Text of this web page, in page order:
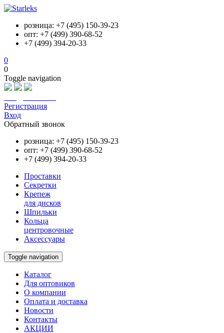
розница: +7 (495) 150-39-23
опт: +7 (499) 390-68-52
+7 (499) 394-20-33
0
0
Toggle navigation
Регистрация
Вход
Обратный звонок
розница: +7 (495) 150-39-23
опт: +7 (499) 390-68-52
+7 (499) 394-20-33
Проставки
Секретки
Крепеж
для дисков
Шпильки
Кольца
центровочные
Аксессуары
Toggle navigation
Каталог
Для оптовиков
О компании
Оплата и доставка
Новости
Контакты
АКЦИИ